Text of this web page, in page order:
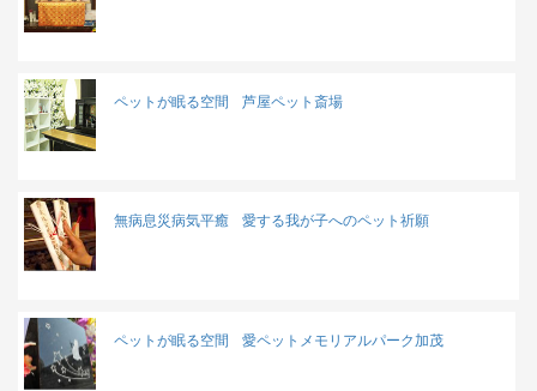
ペットが眠る空間 芦屋ペット斎場
無病息災病気平癒 愛する我が子へのペット祈願
ペットが眠る空間 愛ペットメモリアルパーク加茂